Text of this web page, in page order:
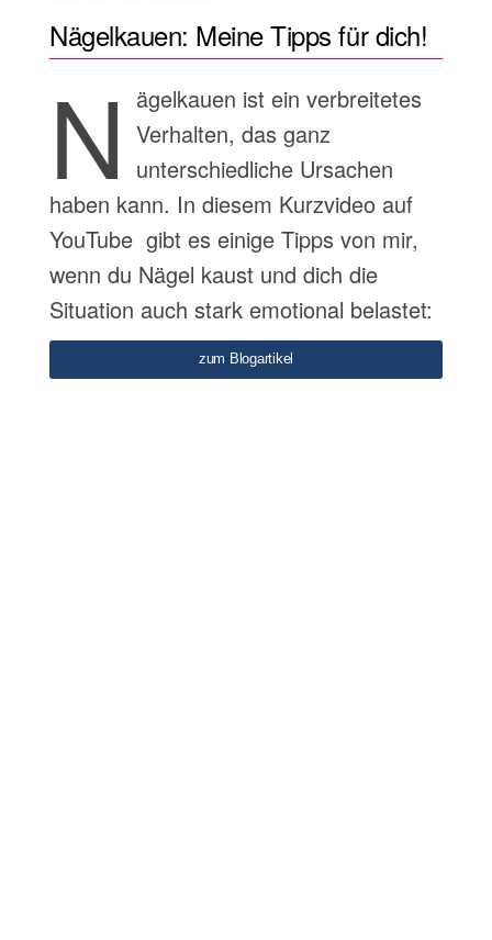
Nägelkauen: Meine Tipps für dich!
N
ägelkauen ist ein verbreitetes
Verhalten, das ganz
unterschiedliche Ursachen
haben kann. In diesem Kurzvideo auf
YouTube gibt es einige Tipps von mir,
wenn du Nägel kaust und dich die
Situation auch stark emotional belastet:
zum Blogartikel